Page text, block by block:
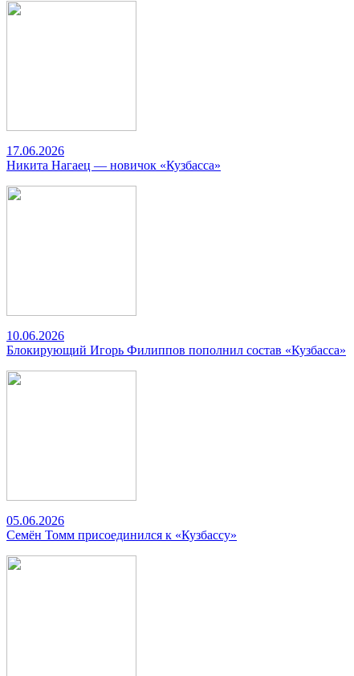
17.06.2026
Никита Нагаец — новичок «Кузбасса»
10.06.2026
Блокирующий Игорь Филиппов пополнил состав «Кузбасса»
05.06.2026
Семён Томм присоединился к «Кузбассу»